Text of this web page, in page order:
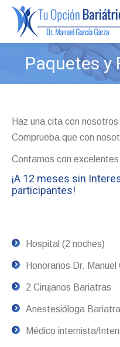
Paquetes y
Haz una cita con
Comprueba que con
Contamos con
¡A 12 meses sin
participantes!
Hospital (2 noches)
Honorarios Dr.
2 Cirujanos Bariatras
Anestesióloga Bariatra
Médico internista/